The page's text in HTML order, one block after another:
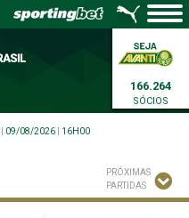
166.264
SÓCIOS
09/08/2026
16H00
PRÓXIMAS
PARTIDAS